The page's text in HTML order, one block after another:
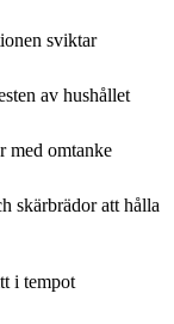
sviktar
av hushållet
med omtanke
skärbrädor att hålla
i tempot